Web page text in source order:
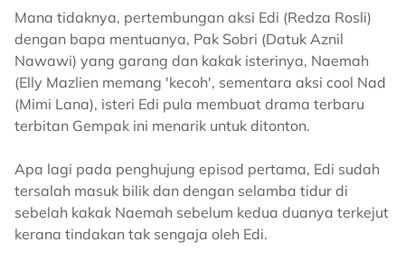
Mana tidaknya, pertembungan aksi Edi (Redza Rosli)
dengan bapa mentuanya, Pak Sobri (Datuk Aznil
Nawawi) yang garang dan kakak isterinya, Naemah
(Elly Mazlien memang 'kecoh', sementara aksi cool Nad
(Mimi Lana), isteri Edi pula membuat drama terbaru
terbitan Gempak ini menarik untuk ditonton.
Apa lagi pada penghujung episod pertama, Edi sudah
tersalah masuk bilik dan dengan selamba tidur di
sebelah kakak Naemah sebelum kedua duanya terkejut
kerana tindakan tak sengaja oleh Edi.